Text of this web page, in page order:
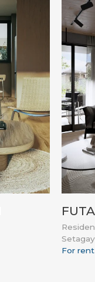
For rent